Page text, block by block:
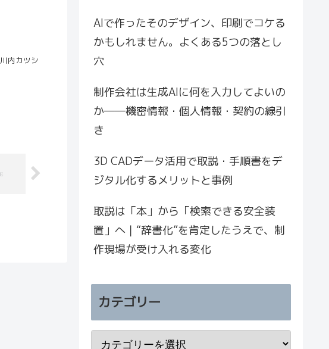
川内カツシ
AIで作ったそのデザイン、印刷でコケる
かもしれません。よくある5つの落とし
穴
制作会社は生成AIに何を入力してよいの
か――機密情報・個人情報・契約の線引
き
3D CADデータ活用で取説・手順書をデ
ジタル化するメリットと事例
取説は「本」から「検索できる安全装
置」へ｜“辞書化”を肯定したうえで、制
作現場が受け入れる変化
カテゴリー